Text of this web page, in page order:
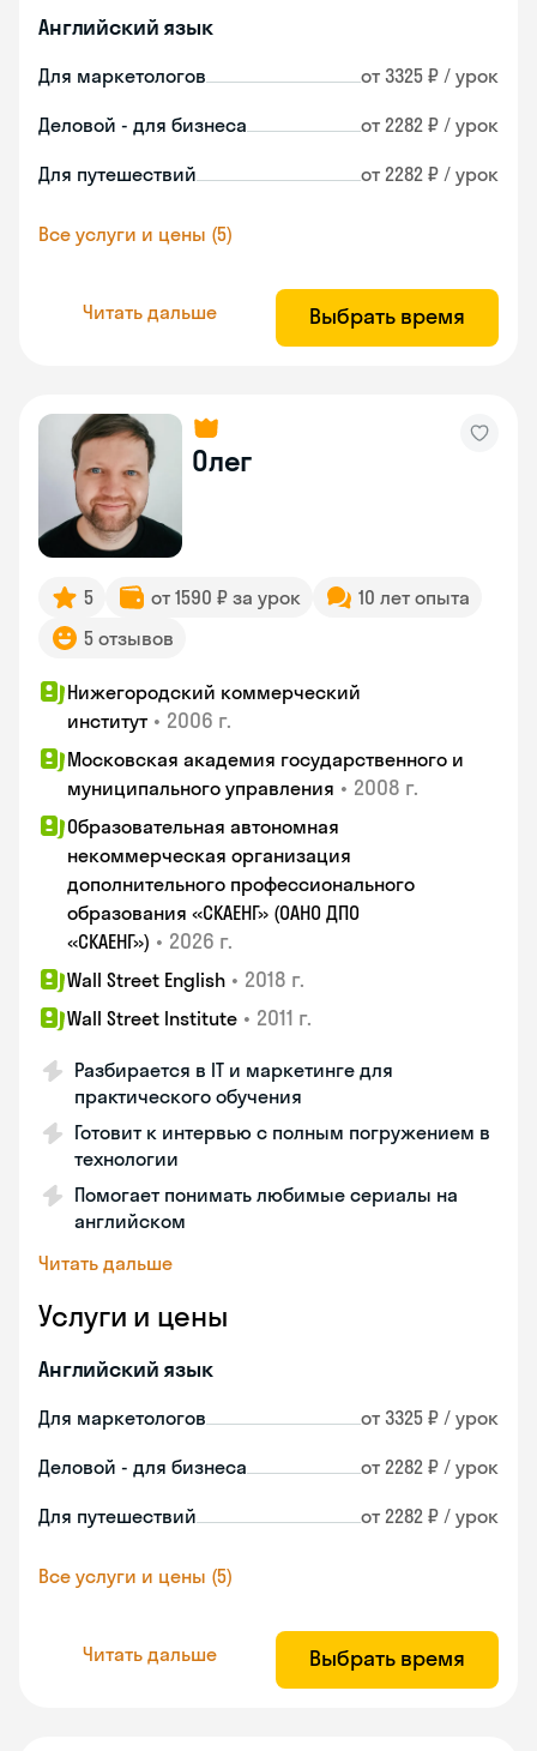
Английский язык
Для маркетологов от 3325 ₽ / урок
Деловой - для бизнеса от 2282 ₽ / урок
Для путешествий от 2282 ₽ / урок
Все услуги и цены (5)
Читать дальше Выбрать время
Олег
5 от 1590 ₽ за урок
10 лет опыта
5 отзывов
Нижегородский коммерческий
институт • 2006 г.
Московская академия государственного и
муниципального управления • 2008 г.
Образовательная автономная
некоммерческая организация
дополнительного профессионального
образования «СКАЕНГ» (ОАНО ДПО
«СКАЕНГ») • 2026 г.
Wall Street English • 2018 г.
Wall Street Institute • 2011 г.
Разбирается в IT и маркетинге для
практического обучения
Готовит к интервью с полным погружением в
технологии
Помогает понимать любимые сериалы на
английском
Читать дальше
Услуги и цены
Английский язык
Для маркетологов от 3325 ₽ / урок
Деловой - для бизнеса от 2282 ₽ / урок
Для путешествий от 2282 ₽ / урок
Все услуги и цены (5)
Читать дальше Выбрать время